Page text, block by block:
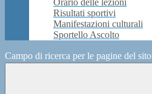
Orario delle lezioni
Risultati sportivi
Manifestazioni culturali
Sportello Ascolto
Campo di ricerca per le pagine del sito